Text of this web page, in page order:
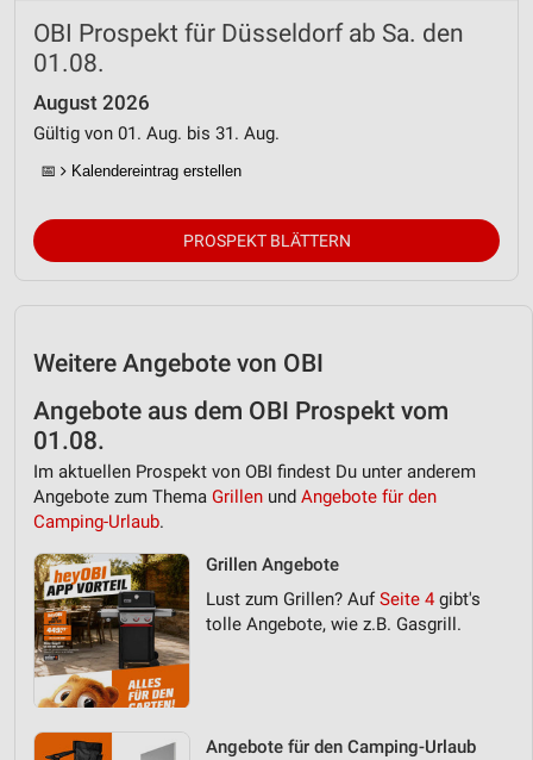
OBI Prospekt für Düsseldorf ab Sa. den
01.08.
August 2026
Gültig von 01. Aug. bis 31. Aug.
📅 Kalendereintrag erstellen
PROSPEKT BLÄTTERN
Weitere Angebote von OBI
Angebote aus dem OBI Prospekt vom
01.08.
Im aktuellen Prospekt von OBI findest Du unter anderem
Angebote zum Thema Grillen und Angebote für den
Camping-Urlaub.
Grillen Angebote
Lust zum Grillen? AufSeite 4 gibt's
tolle Angebote, wie z.B. Gasgrill.
Angebote für den Camping-Urlaub
Werbeanzeigen
Erstellung von Profilen für personalisierte
Werbung
Verwendung von Profilen zur Auswahl
personalisierter Werbung
von Inhalten
Messung der Performance von Inhalten
Analyse von Zielgruppen durch Statistiken oder
Kombinationen von Daten aus verschiedenen
Quellen
Entwicklung und Verbesserung der Angebote
Verwendung reduzierter Daten zur Auswahl von
Inhalten
IAB-Besonderheiten:
Verwendung genauer Standortdaten
Geräte anhand von aktiv angeforderten
Informationen identifizieren